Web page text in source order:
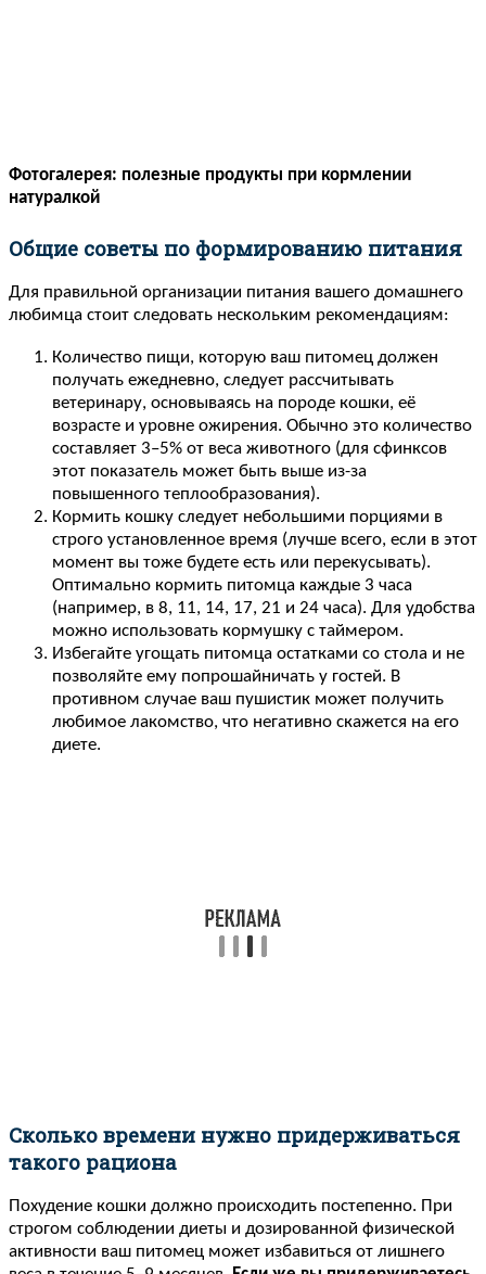
Фотогалерея: полезные продукты при кормлении
натуралкой
Общие советы по формированию питания
Для правильной организации питания вашего домашнего
любимца стоит следовать нескольким рекомендациям:
Количество пищи, которую ваш питомец должен
получать ежедневно, следует рассчитывать
ветеринару, основываясь на породе кошки, её
возрасте и уровне ожирения. Обычно это количество
составляет 3–5% от веса животного (для сфинксов
этот показатель может быть выше из-за
повышенного теплообразования).
Кормить кошку следует небольшими порциями в
строго установленное время (лучше всего, если в этот
момент вы тоже будете есть или перекусывать).
Оптимально кормить питомца каждые 3 часа
(например, в 8, 11, 14, 17, 21 и 24 часа). Для удобства
можно использовать кормушку с таймером.
Избегайте угощать питомца остатками со стола и не
позволяйте ему попрошайничать у гостей. В
противном случае ваш пушистик может получить
любимое лакомство, что негативно скажется на его
диете.
Сколько времени нужно придерживаться
такого рациона
Похудение кошки должно происходить постепенно. При
строгом соблюдении диеты и дозированной физической
активности ваш питомец может избавиться от лишнего